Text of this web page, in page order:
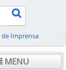
de Imprensa
MENU